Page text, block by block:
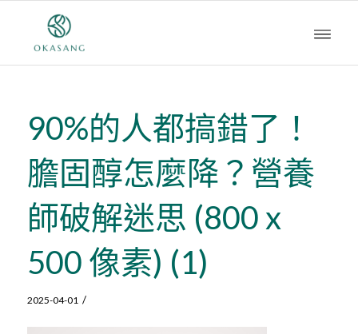
90%的人都搞錯了！
膽固醇怎麼降？營養
師破解迷思 (800 x
500 像素) (1)
2025-04-01 /